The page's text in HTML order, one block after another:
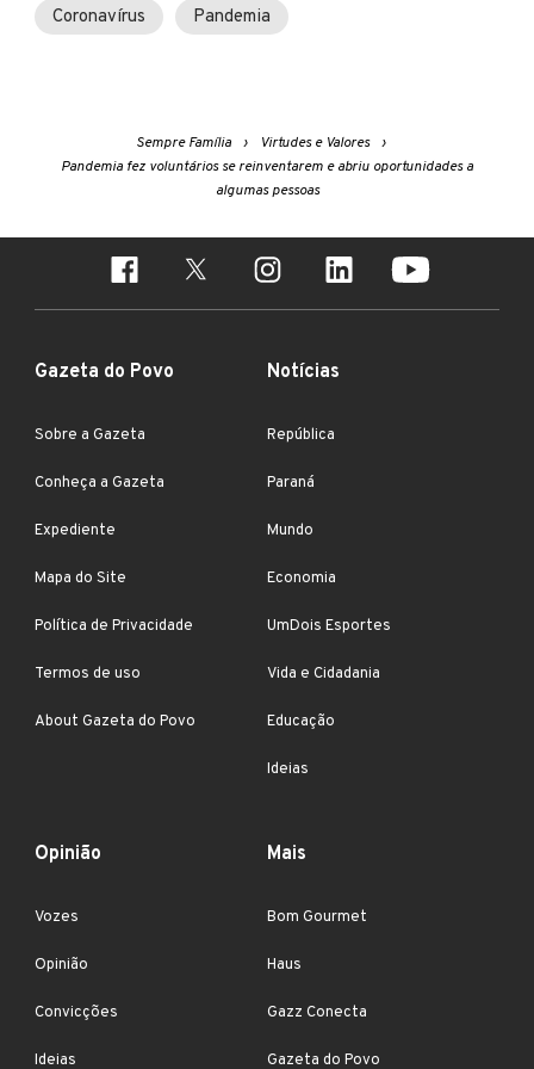
Coronavírus Pandemia
Sempre Família
Virtudes e Valores
Pandemia fez voluntários se reinventarem e abriu oportunidades a
algumas pessoas
Gazeta do Povo
Sobre a Gazeta
Conheça a Gazeta
Expediente
Mapa do Site
Política de Privacidade
Termos de uso
About Gazeta do Povo
Notícias
República
Paraná
Mundo
Economia
UmDois Esportes
Vida e Cidadania
Educação
Ideias
Opinião
Vozes
Opinião
Convicções
Ideias
Mais
Bom Gourmet
Haus
Gazz Conecta
Gazeta do Povo